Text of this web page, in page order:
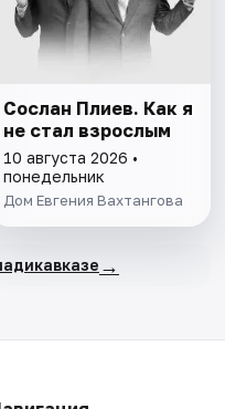
Сослан Плиев. Как я
не стал взрослым
10 августа 2026 •
понедельник
Дом Евгения Вахтангова
→